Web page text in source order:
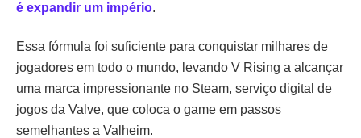
é expandir um império.
Essa fórmula foi suficiente para conquistar milhares de
jogadores em todo o mundo, levando V Rising a alcançar
uma marca impressionante no Steam, serviço digital de
jogos da Valve, que coloca o game em passos
semelhantes a Valheim.